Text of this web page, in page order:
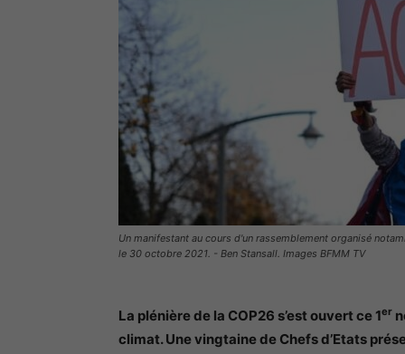
Un manifestant au cours d'un rassemblement organisé
le 30 octobre 2021. - Ben Stansall. Images BFMM TV
La plénière de la COP26 s’est ouvert ce 1er
climat. Une vingtaine de Chefs d’Etats